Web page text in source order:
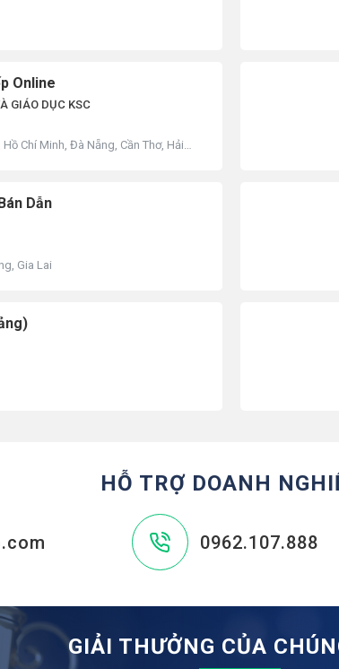
Online
GIÁO DỤC KSC
Hồ Chí Minh, Đà Nẵng, Cần Thơ, Hải
Dẫn
Gia Lai
HỖ TRỢ DOANH
0962.107.888
GIẢI THƯỞNG CỦA